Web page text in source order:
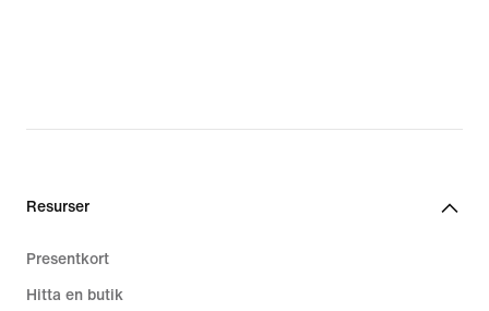
Resurser
Presentkort
Hitta en butik